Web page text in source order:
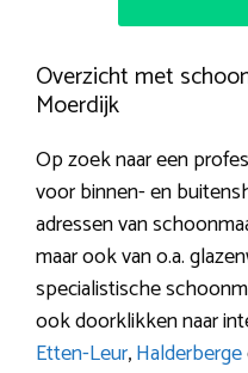
Overzicht met
Moerdijk
Op zoek naar een
voor binnen- en
adressen van
maar ook van o.a.
specialistische
ook doorklikken naar
Etten-Leur,Halderberge